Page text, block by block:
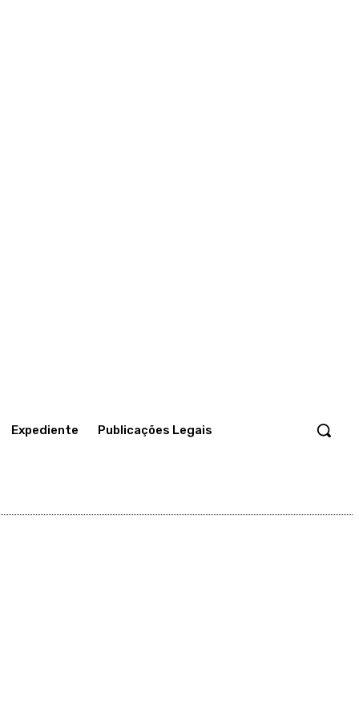
Expediente Publicações Legais